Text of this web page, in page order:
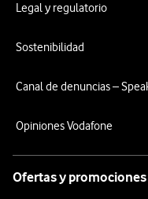
Legal y regulatorio
Sostenibilidad
Canal de denuncias –
Opiniones Vodafone
Ofertas y promociones